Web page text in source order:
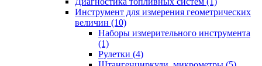
Инструмент для измерения геометрических
величин (10)
Наборы измерительного инструмента
(1)
Рулетки (4)